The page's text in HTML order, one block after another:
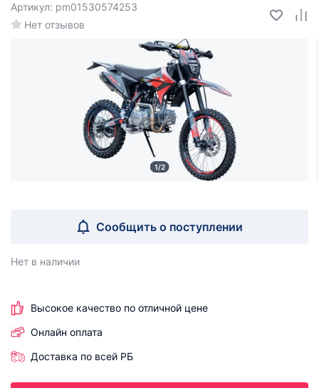
Нет отзывов
Артикул: pm01530574253
1/2
Сообщить о поступлении
Нет в наличии
Высокое качество по отличной цене
Онлайн оплата
Доставка по всей РБ